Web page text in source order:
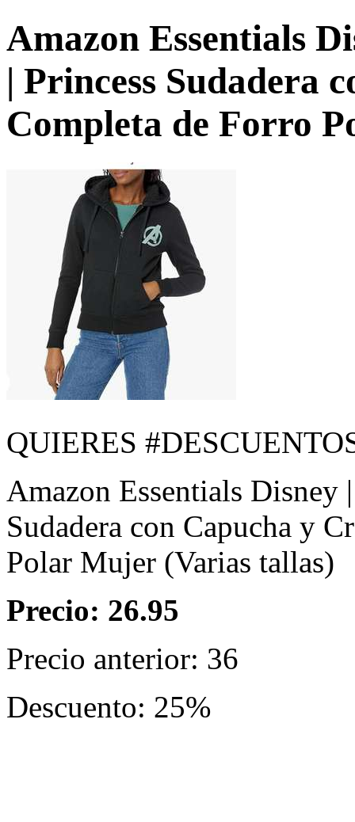
Amazon Essentials
| Princess Sudadera
Completa de Forro
QUIERES
Amazon Essentials Disney
Sudadera con Capucha y
Polar Mujer (Varias tallas)
Precio: 26.95
Precio anterior: 36
Descuento: 25%